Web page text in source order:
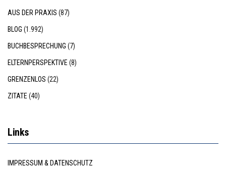
AUS DER PRAXIS (87)
BLOG (1.992)
BUCHBESPRECHUNG (7)
ELTERNPERSPEKTIVE (8)
GRENZENLOS (22)
ZITATE (40)
Links
IMPRESSUM & DATENSCHUTZ